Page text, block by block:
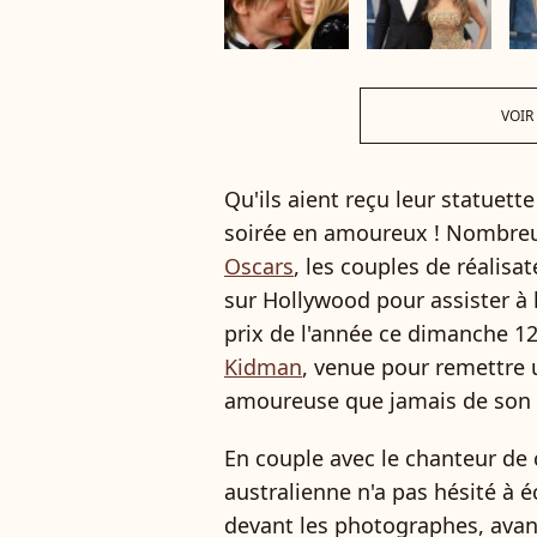
Qu'ils aient reçu leur
soirée en amoureux !
Oscars, les couples de
sur Hollywood pour assister
prix de l'année ce dimanche
Kidman, venue pour remettre
amoureuse que jamais de
En couple avec le chanteur
australienne n'a pas hésité à
devant les photographes,